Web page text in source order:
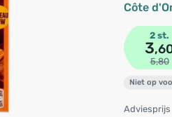
Côte
2 st.
3
5,80
Niet op
Adviesprijs